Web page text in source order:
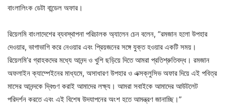
বাংলালিংক ডেটা বান্ডেল অফার।
রিয়েলমি বাংলাদেশের ব্যবস্থাপনা পরিচালক অ্যালেন চেন বলেন, “রমজান হলো উপহার
দেওয়ার, ভাগাভাগি করে নেওয়ার এবং প্রিয়জনের সঙ্গে যুক্ত হওয়ার একটি সময়।
রিয়েলমি’র গ্রাহকদের মধ্যে আনন্দ ও খুশি ছড়িয়ে দিতে আমরা প্রতিশ্রুতিবদ্ধ। রমজান
অফলাইন ক্যাম্পেইনের মাধ্যমে, অসাধারণ উপহার ও এক্সক্লুসিভ অফার দিয়ে এই পবিত্র
মাসের আনন্দকে দ্বিগুণ করাই আমাদের লক্ষ্য। আমরা সবাইকে আমাদের আউটলেট
পরিদর্শন করতে এবং এই বিশেষ উদযাপনের অংশ হতে আমন্ত্রণ জানাচ্ছি।”